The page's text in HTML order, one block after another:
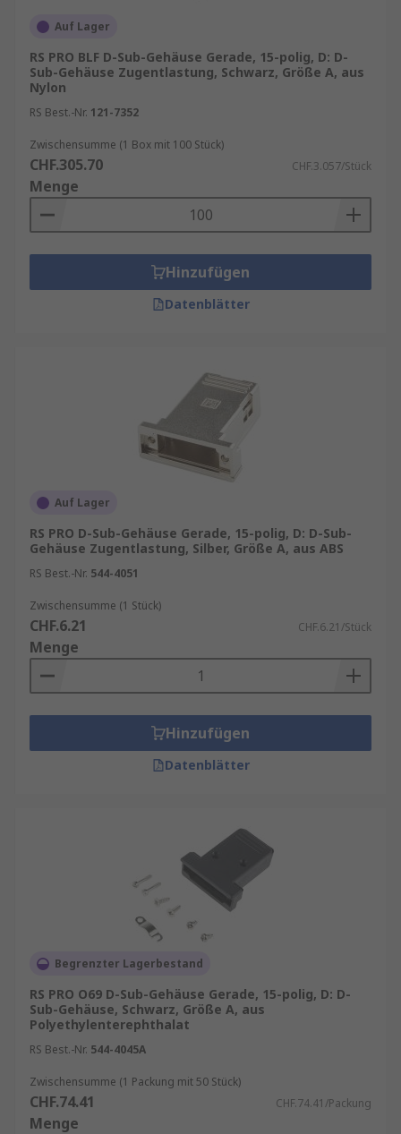
Auf Lager
RS PRO BLF D-Sub-Gehäuse Gerade, 15-polig, D: D-
Sub-Gehäuse Zugentlastung, Schwarz, Größe A, aus
Nylon
RS Best.-Nr. 121-7352
Zwischensumme (1 Box mit 100 Stück)
CHF.305.70 CHF.3.057/Stück
Menge
Hinzufügen
Datenblätter
Auf Lager
RS PRO D-Sub-Gehäuse Gerade, 15-polig, D: D-Sub-
Gehäuse Zugentlastung, Silber, Größe A, aus ABS
RS Best.-Nr. 544-4051
Zwischensumme (1 Stück)
CHF.6.21 CHF.6.21/Stück
Menge
Hinzufügen
Datenblätter
Begrenzter Lagerbestand
RS PRO O69 D-Sub-Gehäuse Gerade, 15-polig, D: D-
Sub-Gehäuse, Schwarz, Größe A, aus
Polyethylenterephthalat
RS Best.-Nr. 544-4045A
Zwischensumme (1 Packung mit 50 Stück)
CHF.74.41 CHF.74.41/Packung
Menge